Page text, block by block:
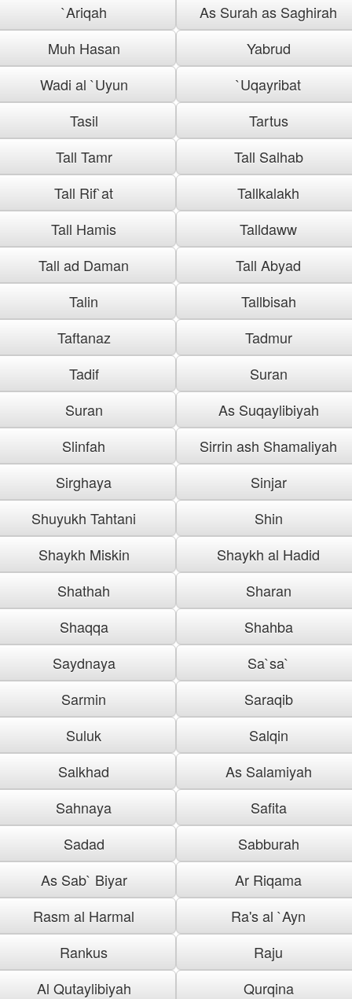
`Ariqah
As Surah as Saghirah
Muh Hasan
Yabrud
Wadi al `Uyun
`Uqayribat
Tasil
Tartus
Tall Tamr
Tall Salhab
Tall Rif`at
Tallkalakh
Tall Hamis
Talldaww
Tall ad Daman
Tall Abyad
Talin
Tallbisah
Taftanaz
Tadmur
Tadif
Suran
Suran
As Suqaylibiyah
Slinfah
Sirrin ash Shamaliyah
Sirghaya
Sinjar
Shuyukh Tahtani
Shin
Shaykh Miskin
Shaykh al Hadid
Shathah
Sharan
Shaqqa
Shahba
Saydnaya
Sa`sa`
Sarmin
Saraqib
Suluk
Salqin
Salkhad
As Salamiyah
Sahnaya
Safita
Sadad
Sabburah
As Sab` Biyar
Ar Riqama
Rasm al Harmal
Ra's al `Ayn
Rankus
Raju
Al Qutaylibiyah
Qurqina